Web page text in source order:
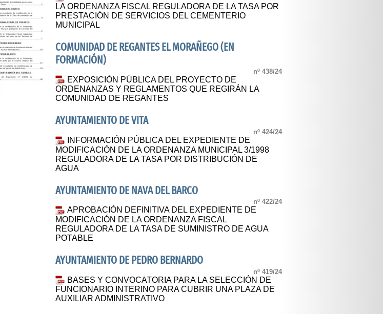
LA ORDENANZA FISCAL REGULADORA DE LA TASA POR
PRESTACIÓN DE SERVICIOS DEL CEMENTERIO
MUNICIPAL
COMUNIDAD DE REGANTES EL MORAÑEGO (EN
FORMACIÓN)
nº 438/24
EXPOSICIÓN PÚBLICA DEL PROYECTO DE
ORDENANZAS Y REGLAMENTOS QUE REGIRÁN LA
COMUNIDAD DE REGANTES
AYUNTAMIENTO DE VITA
nº 424/24
INFORMACIÓN PÚBLICA DEL EXPEDIENTE DE
MODIFICACIÓN DE LA ORDENANZA MUNICIPAL 3/1998
REGULADORA DE LA TASA POR DISTRIBUCIÓN DE
AGUA
AYUNTAMIENTO DE NAVA DEL BARCO
nº 422/24
APROBACIÓN DEFINITIVA DEL EXPEDIENTE DE
MODIFICACIÓN DE LA ORDENANZA FISCAL
REGULADORA DE LA TASA DE SUMINISTRO DE AGUA
POTABLE
AYUNTAMIENTO DE PEDRO BERNARDO
nº 419/24
BASES Y CONVOCATORIA PARA LA SELECCIÓN DE
FUNCIONARIO INTERINO PARA CUBRIR UNA PLAZA DE
AUXILIAR ADMINISTRATIVO